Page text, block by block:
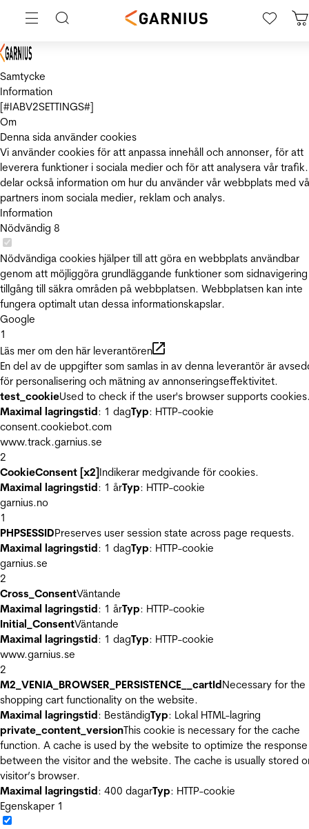
Samtycke
Information
[#IABV2SETTINGS#]
Om
Denna sida använder cookies
Vi använder cookies för att anpassa innehåll och annonser, för att
leverera funktioner i sociala medier och för att analysera vår
delar också information om hur du använder vår webbplats med
partners inom sociala medier, reklam och analys.
Information
Nödvändig 8
Nödvändiga cookies hjälper till att göra en webbplats användbar
genom att möjliggöra grundläggande funktioner som
tillgång till säkra områden på webbplatsen. Webbplatsen kan inte
fungera optimalt utan dessa informationskapslar.
Google
1
Läs mer om den här leverantören
En del av de uppgifter som samlas in av denna leverantör är
för personalisering och mätning av annonseringseffektivitet.
test_cookieUsed to check if the user's browser supports
Maximal lagringstid: 1 dagTyp: HTTP-cookie
consent.cookiebot.com
www.track.garnius.se
2
CookieConsent [x2]Indikerar medgivande för cookies.
Maximal lagringstid: 1 årTyp: HTTP-cookie
garnius.no
1
PHPSESSIDPreserves user session state across page requests.
Maximal lagringstid: 1 dagTyp: HTTP-cookie
garnius.se
2
Cross_ConsentVäntande
Maximal lagringstid: 1 årTyp: HTTP-cookie
Initial_ConsentVäntande
Maximal lagringstid: 1 dagTyp: HTTP-cookie
www.garnius.se
2
M2_VENIA_BROWSER_PERSISTENCE__cartIdNecessary for the
shopping cart functionality on the website.
Maximal lagringstid: BeständigTyp: Lokal HTML-lagring
private_content_versionThis cookie is necessary for the cache
function. A cache is used by the website to optimize the
between the visitor and the website. The cache is usually stored
visitor’s browser.
Maximal lagringstid: 400 dagarTyp: HTTP-cookie
Egenskaper 1